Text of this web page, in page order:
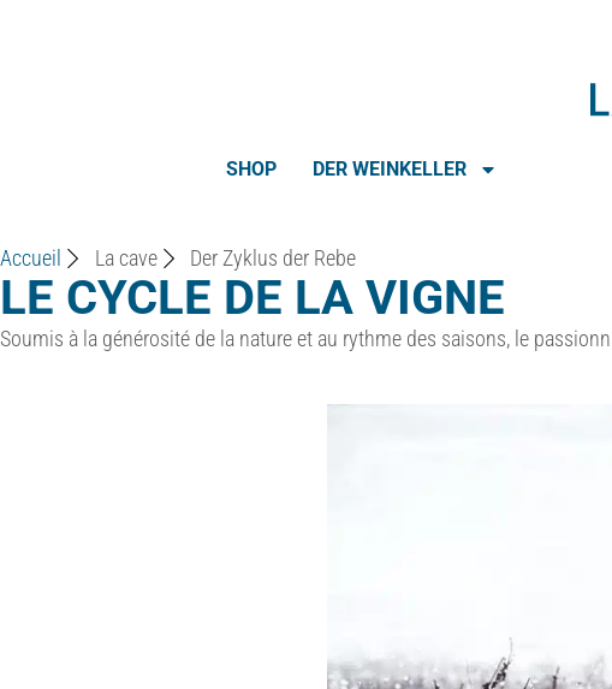
SHOP DER WEINKELLER
Accueil La cave Der Zyklus der Rebe
LE CYCLE DE LA VIGNE
Soumis à la générosité de la nature et au rythme des saisons, le